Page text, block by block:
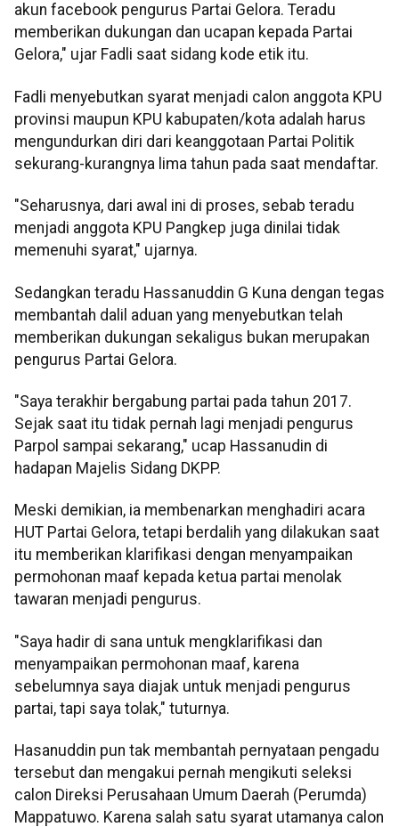
akun facebook pengurus Partai Gelora. Teradu
memberikan dukungan dan ucapan kepada Partai
Gelora," ujar Fadli saat sidang kode etik itu.
Fadli menyebutkan syarat menjadi calon anggota KPU
provinsi maupun KPU kabupaten/kota adalah harus
mengundurkan diri dari keanggotaan Partai Politik
sekurang-kurangnya lima tahun pada saat mendaftar.
"Seharusnya, dari awal ini di proses, sebab teradu
menjadi anggota KPU Pangkep juga dinilai tidak
memenuhi syarat," ujarnya.
Sedangkan teradu Hassanuddin G Kuna dengan tegas
membantah dalil aduan yang menyebutkan telah
memberikan dukungan sekaligus bukan merupakan
pengurus Partai Gelora.
"Saya terakhir bergabung partai pada tahun 2017.
Sejak saat itu tidak pernah lagi menjadi pengurus
Parpol sampai sekarang," ucap Hassanudin di
hadapan Majelis Sidang DKPP.
Meski demikian, ia membenarkan menghadiri acara
HUT Partai Gelora, tetapi berdalih yang dilakukan saat
itu memberikan klarifikasi dengan menyampaikan
permohonan maaf kepada ketua partai menolak
tawaran menjadi pengurus.
"Saya hadir di sana untuk mengklarifikasi dan
menyampaikan permohonan maaf, karena
sebelumnya saya diajak untuk menjadi pengurus
partai, tapi saya tolak," tuturnya.
Hasanuddin pun tak membantah pernyataan pengadu
tersebut dan mengakui pernah mengikuti seleksi
calon Direksi Perusahaan Umum Daerah (Perumda)
Mappatuwo. Karena salah satu syarat utamanya calon